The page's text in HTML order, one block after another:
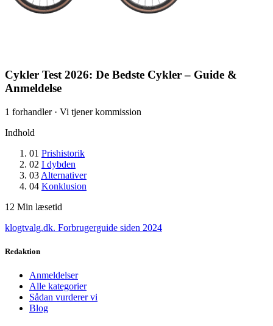
Cykler Test 2026: De Bedste Cykler – Guide &
Anmeldelse
1 forhandler · Vi tjener kommission
Indhold
01 Prishistorik
02 I dybden
03 Alternativer
04 Konklusion
12 Min læsetid
klogtvalg.dk. Forbrugerguide siden 2024
Redaktion
Anmeldelser
Alle kategorier
Sådan vurderer vi
Blog